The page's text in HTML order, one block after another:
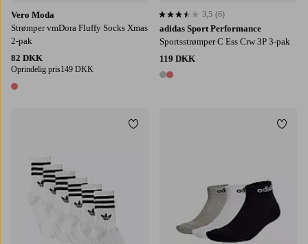
Vero Moda
Strømper vmDora Fluffy Socks Xmas
2-pak
82 DKK
Oprindelig pris149 DKK
1 farve
adidas Sport Performance
Sportsstrømper C Ess Crw 3P 3-pak
119 DKK
2 farver
3,5 baseret på 6 bedømmelser
3,5 (6)
Tilføj til favoritter